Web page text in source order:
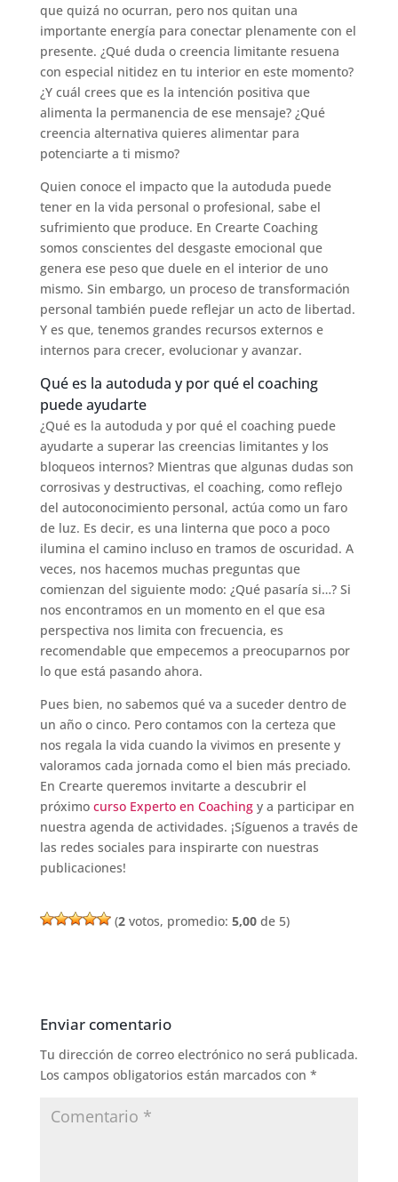
que quizá no ocurran, pero nos quitan una
importante energía para conectar plenamente con el
presente. ¿Qué duda o creencia limitante resuena
con especial nitidez en tu interior en este momento?
¿Y cuál crees que es la intención positiva que
alimenta la permanencia de ese mensaje? ¿Qué
creencia alternativa quieres alimentar para
potenciarte a ti mismo?
Quien conoce el impacto que la autoduda puede
tener en la vida personal o profesional, sabe el
sufrimiento que produce. En Crearte Coaching
somos conscientes del desgaste emocional que
genera ese peso que duele en el interior de uno
mismo. Sin embargo, un proceso de transformación
personal también puede reflejar un acto de libertad.
Y es que, tenemos grandes recursos externos e
internos para crecer, evolucionar y avanzar.
Qué es la autoduda y por qué el coaching
puede ayudarte
¿Qué es la autoduda y por qué el coaching puede
ayudarte a superar las creencias limitantes y los
bloqueos internos? Mientras que algunas dudas son
corrosivas y destructivas, el coaching, como reflejo
del autoconocimiento personal, actúa como un faro
de luz. Es decir, es una linterna que poco a poco
ilumina el camino incluso en tramos de oscuridad. A
veces, nos hacemos muchas preguntas que
comienzan del siguiente modo: ¿Qué pasaría si…? Si
nos encontramos en un momento en el que esa
perspectiva nos limita con frecuencia, es
recomendable que empecemos a preocuparnos por
lo que está pasando ahora.
Pues bien, no sabemos qué va a suceder dentro de
un año o cinco. Pero contamos con la certeza que
nos regala la vida cuando la vivimos en presente y
valoramos cada jornada como el bien más preciado.
En Crearte queremos invitarte a descubrir el
próximo curso Experto en Coachingy a participar en
nuestra agenda de actividades. ¡Síguenos a través de
las redes sociales para inspirarte con nuestras
publicaciones!
(2votos, promedio: 5,00de 5)
Enviar comentario
Tu dirección de correo electrónico no será publicada.
Los campos obligatorios están marcados con *